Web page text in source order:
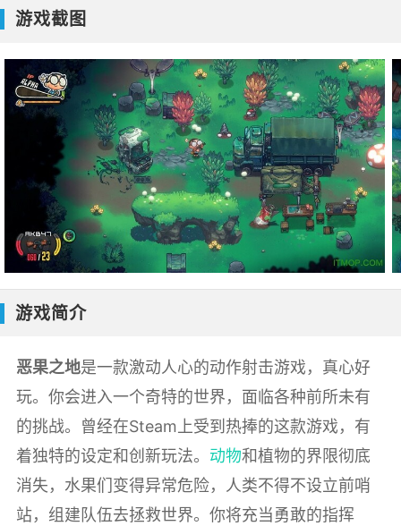
游戏截图
游戏简介
恶果之地是一款激动人心的动作射击游戏，真心好
玩。你会进入一个奇特的世界，面临各种前所未有
的挑战。曾经在Steam上受到热捧的这款游戏，有
着独特的设定和创新玩法。 动物和植物的界限彻底
消失，水果们变得异常危险，人类不得不设立前哨
站，组建队伍去拯救世界。你将充当勇敢的指挥